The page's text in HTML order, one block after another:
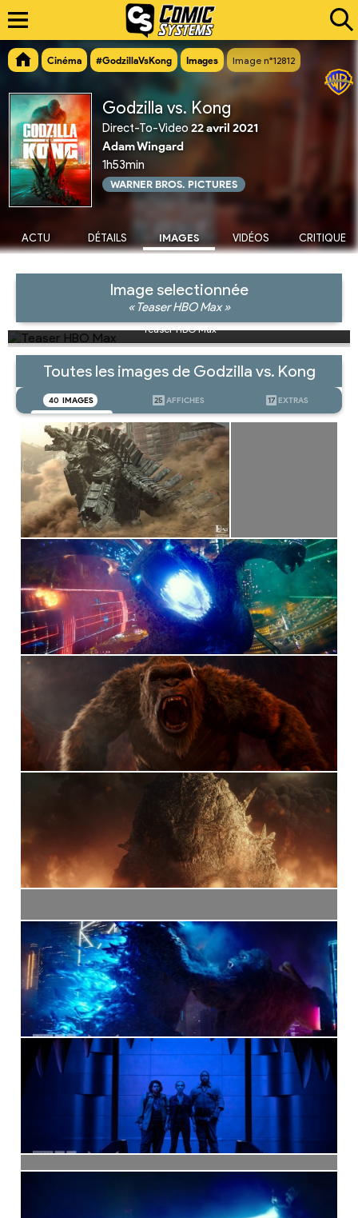
Cinéma #GodzillaVsKong Images Image n°12812
Godzilla vs. Kong
Direct-To-Video 22 avril 2021
Adam Wingard
1h53min
WARNER BROS. PICTURES
ACTU DÉTAILS IMAGES VIDÉOS CRITIQUE
Image selectionnée
« Teaser HBO Max »
Teaser HBO Max
Toutes les images de Godzilla vs. Kong
40 IMAGES 25 AFFICHES 17 EXTRAS